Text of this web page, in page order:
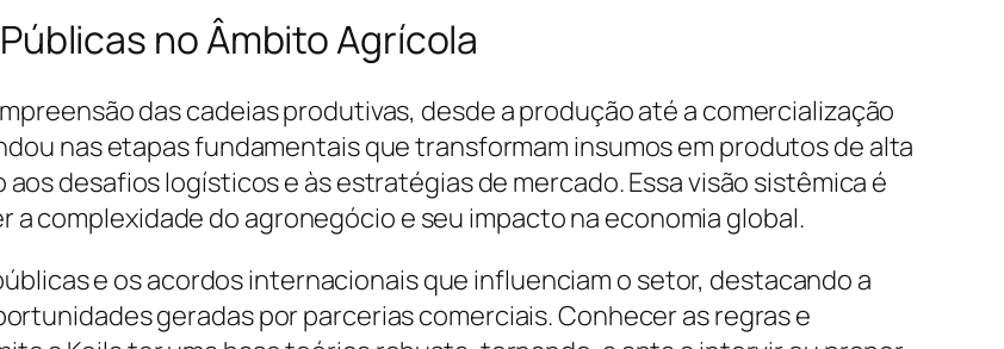
no Âmbito Agrícola
das cadeias produtivas, desde a produção até a comercialização
nas etapas fundamentais que transformam insumos em produtos de alta
desafios logísticos e às estratégias de mercado. Essa visão sistêmica é
complexidade do agronegócio e seu impacto na economia global.
e os acordos internacionais que influenciam o setor, destacando a
geradas por parcerias comerciais. Conhecer as regras e